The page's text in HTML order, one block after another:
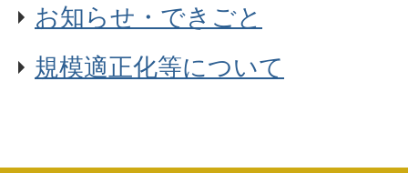
お知らせ・できごと
規模適正化等について